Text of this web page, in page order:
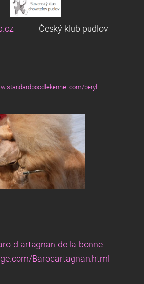
Český klub pudlov
beryll
d-artagnan-de-la-bonne-
Barodartagnan.html